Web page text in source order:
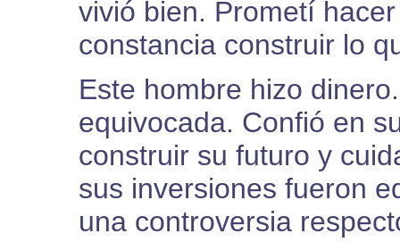
vivió bien. Prometí
constancia construir lo
Este hombre hizo
equivocada. Confió en
construir su futuro y
sus inversiones fueron
una controversia